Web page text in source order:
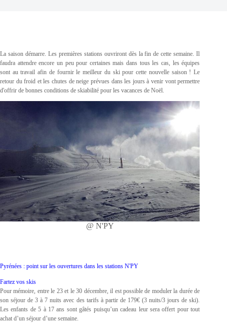
La saison démarre. Les premières stations ouvriront dès la fin de cette semaine. Il
faudra attendre encore un peu pour certaines mais dans tous les cas, les équipes
sont au travail afin de fournir le meilleur du ski pour cette nouvelle saison ! Le
retour du froid et les chutes de neige prévues dans les jours à venir vont permettre
d'offrir de bonnes conditions de skiabilité pour les vacances de Noël.
@ N'PY
Pyrénées : point sur les ouvertures dans les stations N'PY
Fartez vos skis
Pour mémoire, entre le 23 et le 30 décembre, il est possible de moduler la durée de
son séjour de 3 à 7 nuits avec des tarifs à partir de 179€ (3 nuits/3 jours de ski).
Les enfants de 5 à 17 ans sont gâtés puisqu’un cadeau leur sera offert pour tout
achat d’un séjour d’une semaine.